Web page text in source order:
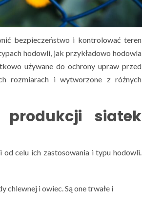
bezpieczeństwo i kontrolować teren
hodowli, jak przykładowo hodowla
używane do ochrony upraw przed
rozmiarach i wytworzone z różnych
produkcji siatek
od celu ich zastosowania i typu hodowli.
chlewnej i owiec. Są one trwałe i